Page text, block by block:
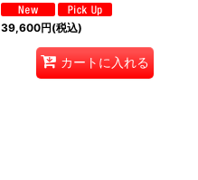
39,600円(税込)
カートに入れる